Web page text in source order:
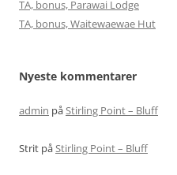
TA, bonus, Parawai Lodge
TA, bonus, Waitewaewae Hut
Nyeste kommentarer
admin påStirling Point – Bluff
Strit påStirling Point – Bluff